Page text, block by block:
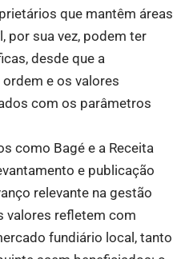
que mantêm áreas
por sua vez, podem ter
desde que a
e os valores
com os parâmetros
como Bagé e a Receita
e publicação
relevante na gestão
valores refletem com
fundiário local, tanto